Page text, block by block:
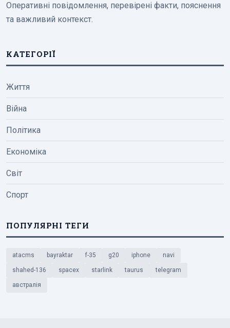
Оперативні повідомлення, перевірені факти, пояснення
та важливий контекст.
КАТЕГОРІЇ
Життя
Війна
Політика
Економіка
Світ
Спорт
ПОПУЛЯРНІ ТЕГИ
atacms bayraktar f-35 g20 iphone navi
shahed-136 spacex starlink taurus telegram
австралія